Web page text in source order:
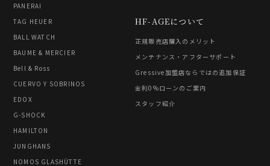
PANERAI
TAG HEUER
BALL WATCH
BAUME & MERCIER
Bell & Ross
CUERVO Y SOBRINOS
EDOX
G-SHOCK
HAMILTON
JUNGHANS
NOMOS GLASHÜTTE
HF-AGEについて
正規販売店購入のメリット
メンテナンス・アフターサポート
Gressive加盟店ならではの追加保証
金利0%ローンのご案内
スタッフ紹介